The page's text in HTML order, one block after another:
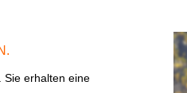
Sie erhalten eine